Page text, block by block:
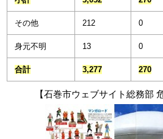
その他 212 0
身元不明 13 0
合計 3,277 270
【石巻市ウェブサイト総務部